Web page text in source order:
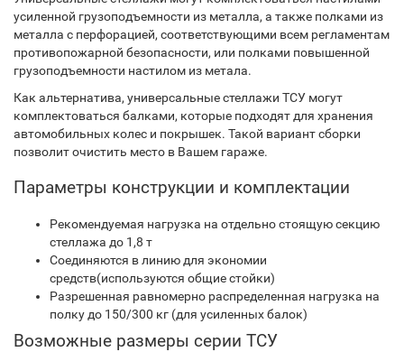
усиленной грузоподъемности из металла, а также полками из
металла с перфорацией, соответствующими всем регламентам
противопожарной безопасности, или полками повышенной
грузоподъемности настилом из метала.
Как альтернатива, универсальные стеллажи ТСУ могут
комплектоваться балками, которые подходят для хранения
автомобильных колес и покрышек. Такой вариант сборки
позволит очистить место в Вашем гараже.
Параметры конструкции и комплектации
Рекомендуемая нагрузка на отдельно стоящую секцию
стеллажа до 1,8 т
Соединяются в линию для экономии
средств(используются общие стойки)
Разрешенная равномерно распределенная нагрузка на
полку до 150/300 кг (для усиленных балок)
Возможные размеры серии ТСУ